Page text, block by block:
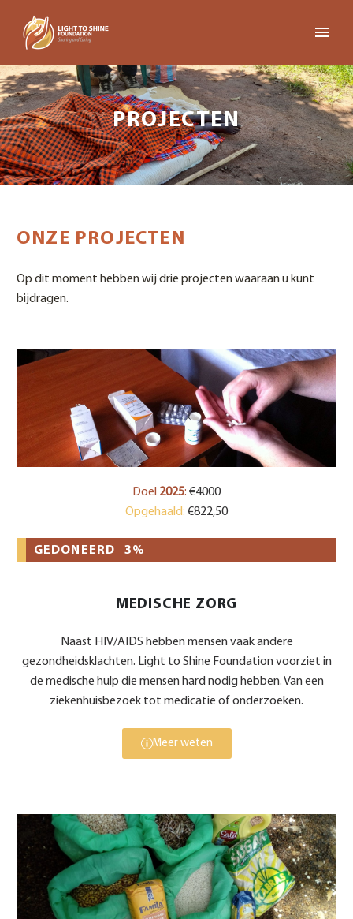
PROJECTEN
ONZE PROJECTEN
Op dit moment hebben wij drie projecten waaraan u kunt
bijdragen.
Doel 2025: €4000
Opgehaald: €822,50
GEDONEERD 3%
MEDISCHE ZORG
Naast HIV/AIDS hebben mensen vaak andere
gezondheidsklachten. Light to Shine Foundation voorziet in
de medische hulp die mensen hard nodig hebben. Van een
ziekenhuisbezoek tot medicatie of onderzoeken.
Meer weten